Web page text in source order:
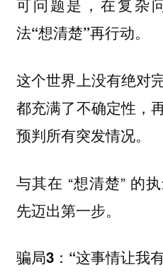
可问题是，在复杂
法“想清楚”再行动。
这个世界上没有绝对
都充满了不确定性，
预判所有突发情况。
与其在 “想清楚” 的
先迈出第一步。
骗局3：“这事情让我